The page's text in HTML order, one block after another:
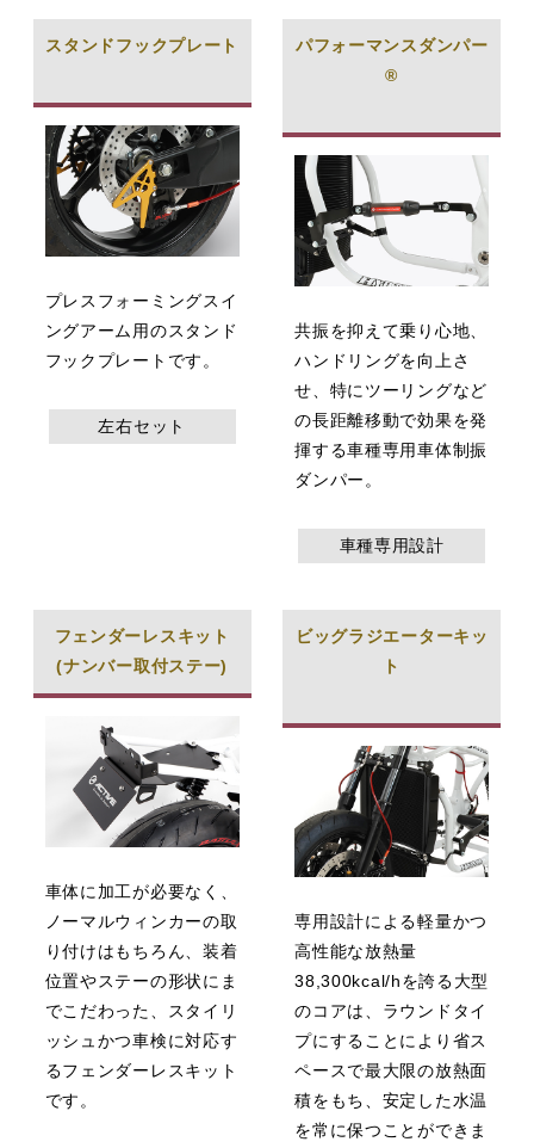
スタンドフックプレート
プレスフォーミングスイ
ングアーム用のスタンド
フックプレートです。
左右セット
パフォーマンスダンパー
®
共振を抑えて乗り心地、
ハンドリングを向上さ
せ、特にツーリングなど
の長距離移動で効果を発
揮する車種専用車体制振
ダンパー。
車種専用設計
フェンダーレスキット
(ナンバー取付ステー)
車体に加工が必要なく、
ノーマルウィンカーの取
り付けはもちろん、装着
位置やステーの形状にま
でこだわった、スタイリ
ッシュかつ車検に対応す
るフェンダーレスキット
です。
ビッグラジエーターキッ
ト
専用設計による軽量かつ
高性能な放熱量
38,300kcal/hを誇る大型
のコアは、ラウンドタイ
プにすることにより省ス
ペースで最大限の放熱面
積をもち、安定した水温
を常に保つことができま